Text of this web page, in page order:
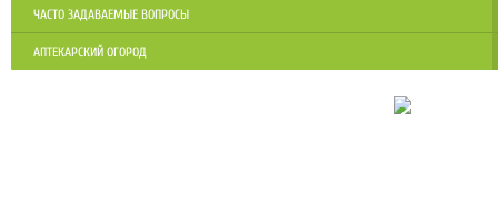
ЧАСТО ЗАДАВАЕМЫЕ ВОПРОСЫ
АПТЕКАРСКИЙ ОГОРОД